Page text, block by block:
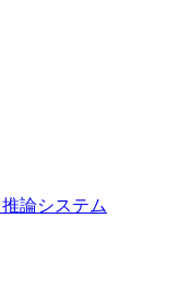
論システム